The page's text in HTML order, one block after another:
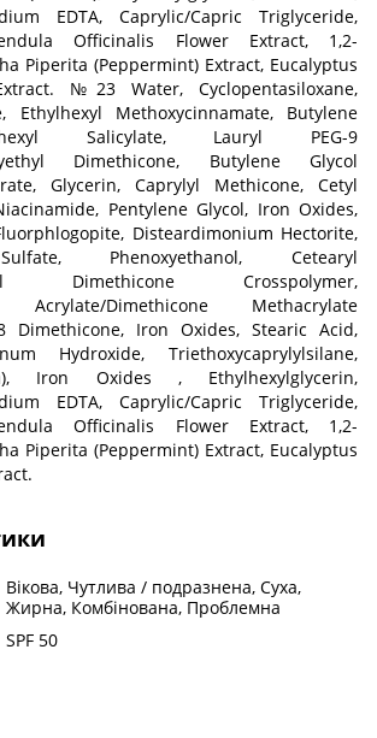
EDTA, Caprylic/Capric Triglyceride,
Officinalis Flower Extract, 1,2-
Piperita (Peppermint) Extract, Eucalyptus
№23 Water, Cyclopentasiloxane,
Ethylhexyl Methoxycinnamate, Butylene
Salicylate, Lauryl PEG-9
Dimethicone, Butylene Glycol
Glycerin, Caprylyl Methicone, Cetyl
Pentylene Glycol, Iron Oxides,
Disteardimonium Hectorite,
Phenoxyethanol, Cetearyl
Dimethicone Crosspolymer,
Acrylate/Dimethicone Methacrylate
8 Dimethicone, Iron Oxides, Stearic Acid,
Hydroxide, Triethoxycaprylylsilane,
Iron Oxides , Ethylhexylglycerin,
EDTA, Caprylic/Capric Triglyceride,
Officinalis Flower Extract, 1,2-
Piperita (Peppermint) Extract, Eucalyptus
Вікова, Чутлива / подразнена, Суха,
Жирна, Комбінована, Проблемна
SPF 50